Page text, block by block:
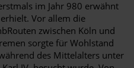
im Jahr 980 erwähnt
Vor allem die
zwischen Köln und
sorgte für Wohlstand
des Mittelalters unter